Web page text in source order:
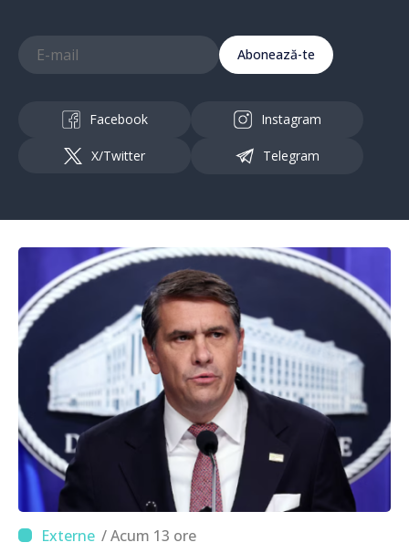
Abonează-te
Facebook Instagram
X/Twitter Telegram
/ Acum 13 ore